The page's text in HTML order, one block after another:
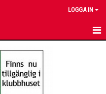
LOGGA IN